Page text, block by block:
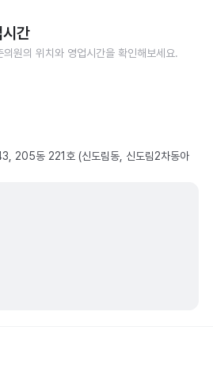
시간
의원의 위치와 영업시간을 확인해보세요.
205동 221호 (신도림동, 신도림2차동아